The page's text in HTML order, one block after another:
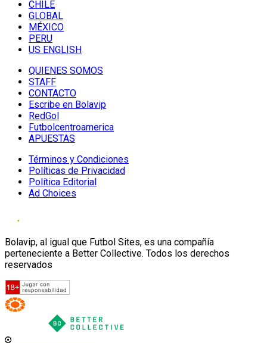
CHILE
GLOBAL
MÉXICO
PERU
US ENGLISH
QUIENES SOMOS
STAFF
CONTACTO
Escribe en Bolavip
RedGol
Futbolcentroamerica
APUESTAS
Términos y Condiciones
Políticas de Privacidad
Política Editorial
Ad Choices
Bolavip, al igual que Futbol Sites, es una compañía
perteneciente a Better Collective. Todos los derechos
reservados